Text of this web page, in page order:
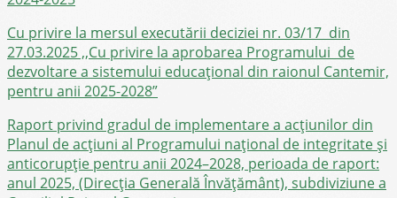
Cu privire la mersul executării deciziei nr. 03/17 din
27.03.2025 ,,Cu privire la aprobarea Programului de
dezvoltare a sistemului educațional din raionul Cantemir,
pentru anii 2025-2028”
Raport privind gradul de implementare a acțiunilor din
Planul de acțiuni al Programului național de integritate și
anticorupție pentru anii 2024–2028, perioada de raport:
anul 2025, (Direcția Generală Învățământ), subdiviziune a